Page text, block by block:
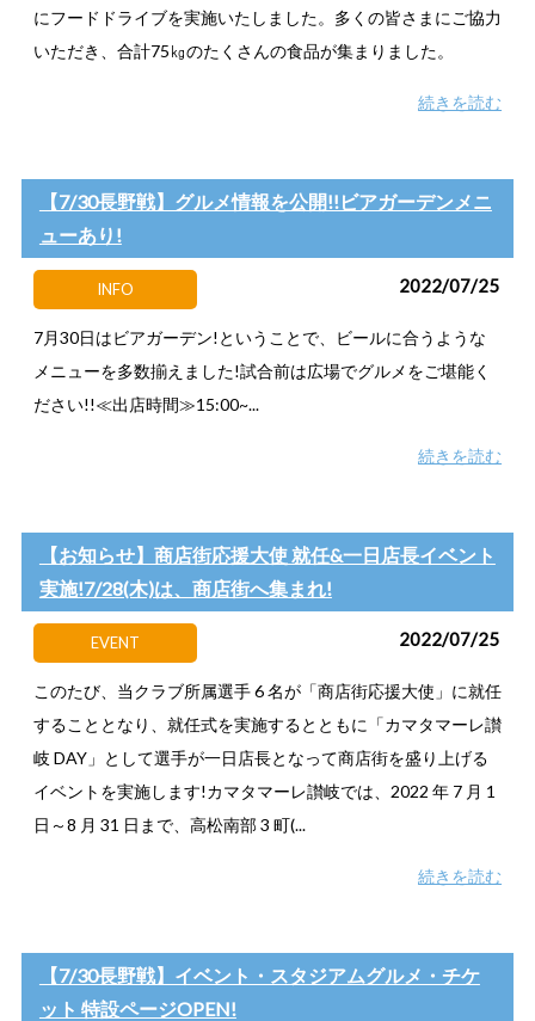
にフードドライブを実施いたしました。多くの皆さまにご協力
いただき、合計75㎏のたくさんの食品が集まりました。
続きを読む
【7/30長野戦】グルメ情報を公開!!ビアガーデンメニ
ューあり!
INFO 2022/07/25
7月30日はビアガーデン!ということで、ビールに合うような
メニューを多数揃えました!試合前は広場でグルメをご堪能く
ださい!!≪出店時間≫15:00~...
続きを読む
【お知らせ】商店街応援大使 就任&一日店長イベント
実施!7/28(木)は、商店街へ集まれ!
EVENT 2022/07/25
このたび、当クラブ所属選手 6 名が「商店街応援大使」に就任
することとなり、就任式を実施するとともに「カマタマーレ讃
岐 DAY」として選手が一日店長となって商店街を盛り上げる
イベントを実施します!カマタマーレ讃岐では、2022 年 7 月 1
日～8 月 31 日まで、高松南部 3 町(...
続きを読む
【7/30長野戦】イベント・スタジアムグルメ・チケ
ット 特設ページOPEN!